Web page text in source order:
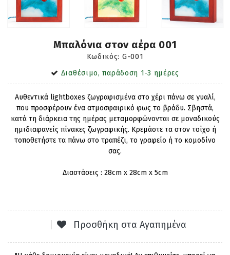
Μπαλόνια στον αέρα 001
Κωδικός: G-001
Διαθέσιμο, παράδοση 1-3 ημέρες
Αυθεντικά lightboxes ζωγραφισμένα στο χέρι πάνω σε γυαλί,
που προσφέρουν ένα ατμοσφαιρικό φως το βράδυ. Σβηστά,
κατά τη διάρκεια της ημέρας μεταμορφώνονται σε μοναδικούς
ημιδιαφανείς πίνακες ζωγραφικής. Κρεμάστε τα στον τοίχο ή
τοποθετήστε τα πάνω στο τραπέζι, το γραφείο ή το κομοδίνο
σας.
Διαστάσεις : 28cm x 28cm x 5cm
Προσθήκη στα Αγαπημένα